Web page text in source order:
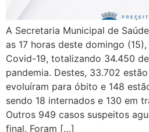
A Secretaria Municipal de
as 17 horas deste domingo
Covid-19, totalizando 34.450
pandemia. Destes, 33.702
evoluíram para óbito e 148
sendo 18 internados e 130 em
Outros 949 casos suspeitos
final. Foram […]